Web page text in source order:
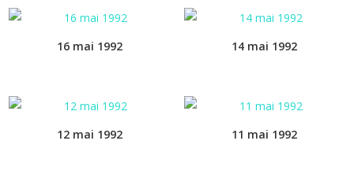
16 mai 1992 14 mai 1992
12 mai 1992 11 mai 1992